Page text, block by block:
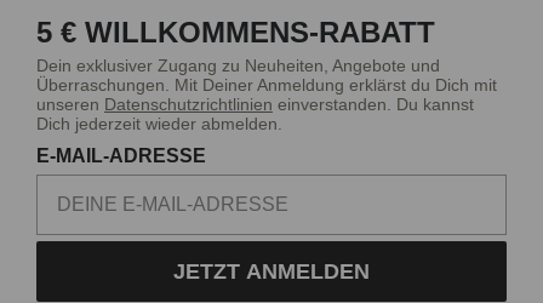
5 € WILLKOMMENS-RABATT
Dein exklusiver Zugang zu Neuheiten, Angebote und
Überraschungen. Mit Deiner Anmeldung erklärst du Dich mit
unseren Datenschutzrichtlinien einverstanden. Du kannst
Dich jederzeit wieder abmelden.
E-MAIL-ADRESSE
JETZT ANMELDEN